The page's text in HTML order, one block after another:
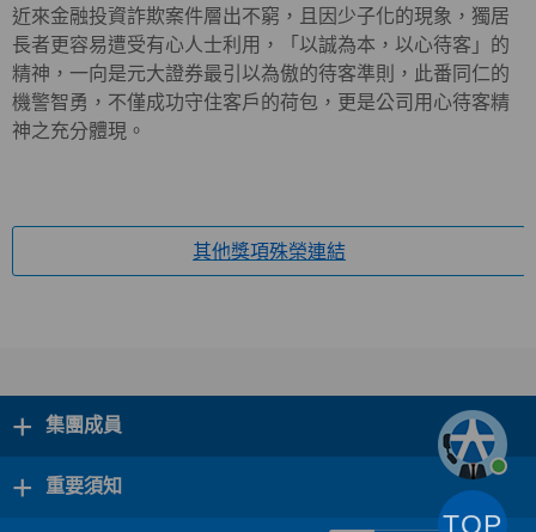
近來金融投資詐欺案件層出不窮，且因少子化的現象，獨居
長者更容易遭受有心人士利用，「以誠為本，以心待客」的
精神，一向是元大證券最引以為傲的待客準則，此番同仁的
機警智勇，不僅成功守住客戶的荷包，更是公司用心待客精
神之充分體現。
其他獎項殊榮連結
+ 集團成員
+ 重要須知
TOP